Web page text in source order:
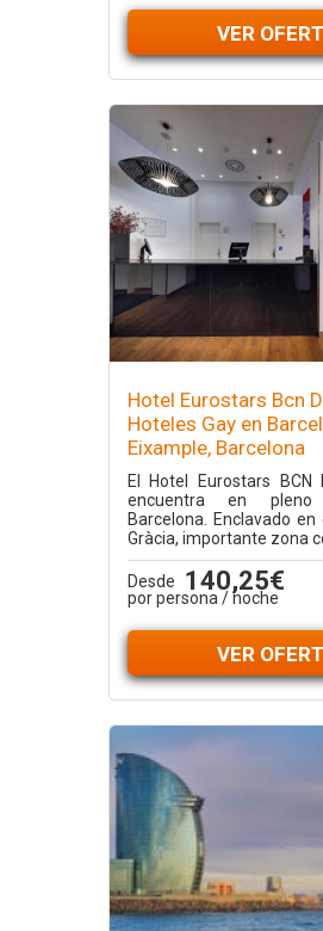
VER
Hotel Eurostars Bcn
Hoteles Gay en
Eixample, Barcelona
El Hotel Eurostars
encuentra en
Barcelona. Enclavado
Gràcia, importante zona
Desde 140,25€
por persona / noche
VER